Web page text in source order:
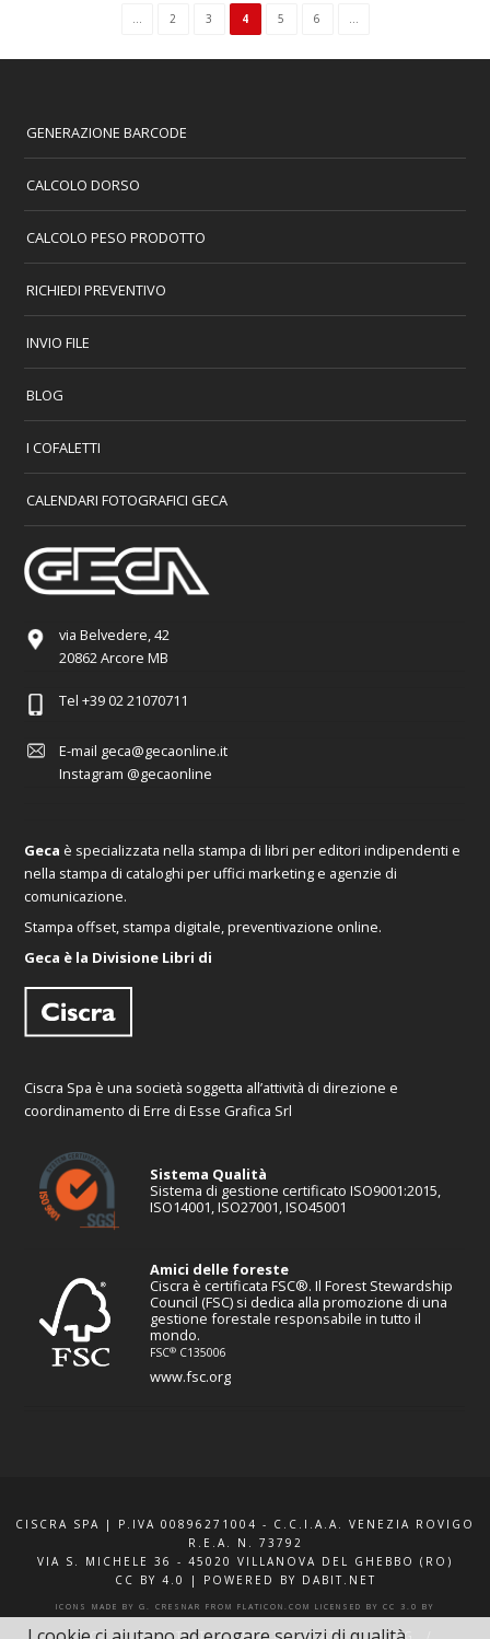
... 2 3 4 5 6 ...
GENERAZIONE BARCODE
CALCOLO DORSO
CALCOLO PESO PRODOTTO
RICHIEDI PREVENTIVO
INVIO FILE
BLOG
I COFALETTI
CALENDARI FOTOGRAFICI GECA
via Belvedere, 42
20862 Arcore MB
Tel +39 02 21070711
E-mail geca@gecaonline.it
Instagram @gecaonline
Geca è specializzata nella stampa di libri per editori indipendenti e
nella stampa di cataloghi per uffici marketing e agenzie di
comunicazione.
Stampa offset, stampa digitale, preventivazione online.
Geca è la Divisione Libri di
Ciscra Spa è una società soggetta all’attività di direzione e
coordinamento di Erre di Esse Grafica Srl
Sistema Qualità
Sistema di gestione certificato ISO9001:2015,
ISO14001, ISO27001, ISO45001
Amici delle foreste
Ciscra è certificata FSC®. Il Forest Stewardship
Council (FSC) si dedica alla promozione di una
gestione forestale responsabile in tutto il
mondo.
FSC® C135006
www.fsc.org
CISCRA SPA | P.IVA 00896271004 - C.C.I.A.A. VENEZIA ROVIGO
R.E.A. N. 73792
VIA S. MICHELE 36 - 45020 VILLANOVA DEL GHEBBO (RO)
CC BY 4.0
| POWERED BY DABIT.NET
ICONS MADE BY G. CRESNAR FROM FLATICON.COM LICENSED BY CC 3.0 BY